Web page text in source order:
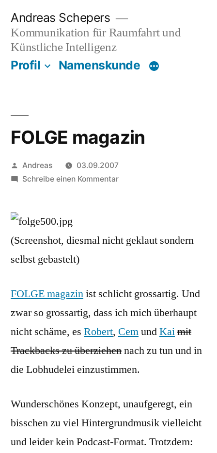
Inhalt
springen
Andreas Schepers
Kommunikation für Raumfahrt und
Künstliche Intelligenz
Profil Namenskunde
FOLGE magazin
Veröffentlicht
von
Andreas
03.09.2007
Schreibe einen Kommentarzu
(Screenshot, diesmal nicht geklaut sondern
selbst gebastelt)
FOLGE magazinist schlicht grossartig. Und
zwar so grossartig, dass ich mich überhaupt
nicht schäme, es Robert, CemundKaimit
Trackbacks zu überziehennach zu tun und in
die Lobhudelei einzustimmen.
Wunderschönes Konzept, unaufgeregt, ein
bisschen zu viel Hintergrundmusik vielleicht
und leider kein Podcast-Format. Trotzdem: